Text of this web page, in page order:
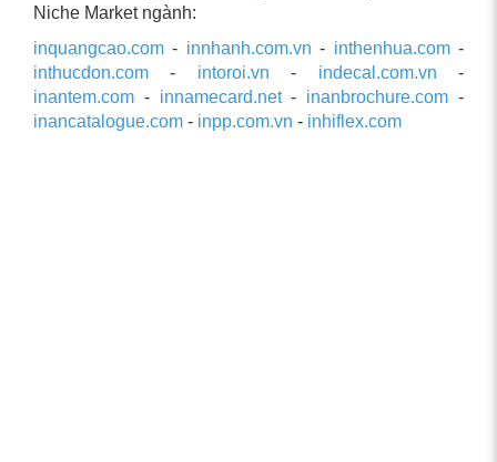
Niche Market ngành:
inquangcao.com - innhanh.com.vn - inthenhua.com-
inthucdon.com - intoroi.vn - indecal.com.vn -
inantem.com - innamecard.net- inanbrochure.com -
inancatalogue.com - inpp.com.vn - inhiflex.com